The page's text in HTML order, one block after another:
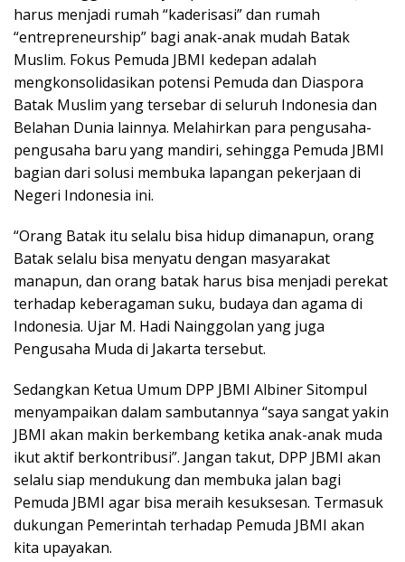
harus menjadi rumah “kaderisasi” dan rumah
“entrepreneurship” bagi anak-anak mudah Batak
Muslim. Fokus Pemuda JBMI kedepan adalah
mengkonsolidasikan potensi Pemuda dan Diaspora
Batak Muslim yang tersebar di seluruh Indonesia dan
Belahan Dunia lainnya. Melahirkan para pengusaha-
pengusaha baru yang mandiri, sehingga Pemuda JBMI
bagian dari solusi membuka lapangan pekerjaan di
Negeri Indonesia ini.
“Orang Batak itu selalu bisa hidup dimanapun, orang
Batak selalu bisa menyatu dengan masyarakat
manapun, dan orang batak harus bisa menjadi perekat
terhadap keberagaman suku, budaya dan agama di
Indonesia. Ujar M. Hadi Nainggolan yang juga
Pengusaha Muda di Jakarta tersebut.
Sedangkan Ketua Umum DPP JBMI Albiner Sitompul
menyampaikan dalam sambutannya “saya sangat yakin
JBMI akan makin berkembang ketika anak-anak muda
ikut aktif berkontribusi”. Jangan takut, DPP JBMI akan
selalu siap mendukung dan membuka jalan bagi
Pemuda JBMI agar bisa meraih kesuksesan. Termasuk
dukungan Pemerintah terhadap Pemuda JBMI akan
kita upayakan.